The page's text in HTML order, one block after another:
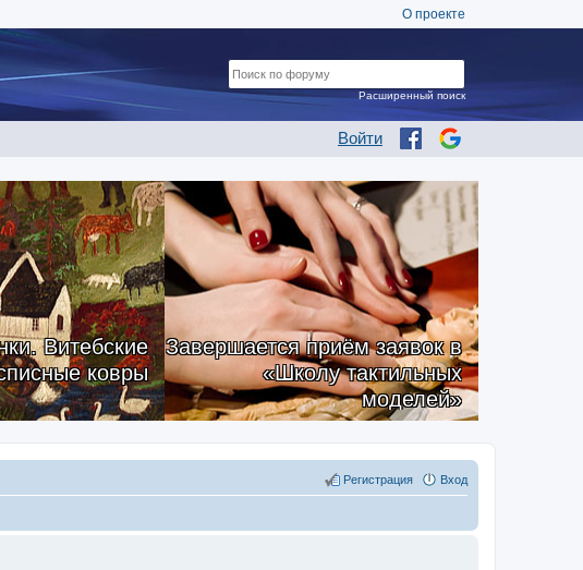
О проекте
Войти
Расширенный поиск
Витебские
ковры
Завершается приём заявок в
«Школу тактильных
моделей»
Вход
Регистрация